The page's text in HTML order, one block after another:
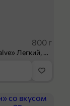
800 г
Майонезный соус «Calve» Легкий, 800 г